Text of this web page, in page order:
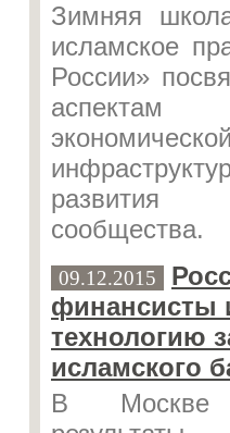
Зимняя
исламское
России»
аспектам
развития
сообщества.
09.12.2015
финансисты
технологию
исламского
В Москве